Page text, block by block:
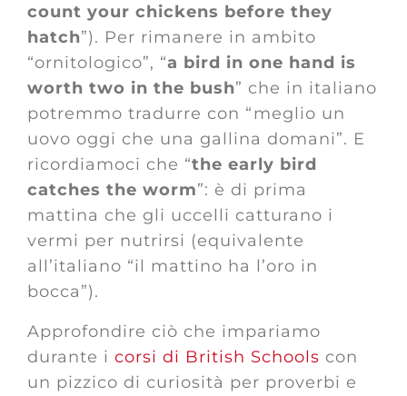
count your chickens before they
hatch”). Per rimanere in ambito
“ornitologico”, “a bird in one hand is
worth two in the bush” che in italiano
potremmo tradurre con “meglio un
uovo oggi che una gallina domani”. E
ricordiamoci che “the early bird
catches the worm”: è di prima
mattina che gli uccelli catturano i
vermi per nutrirsi (equivalente
all’italiano “il mattino ha l’oro in
bocca”).
Approfondire ciò che impariamo
durante i corsi di British Schools con
un pizzico di curiosità per proverbi e